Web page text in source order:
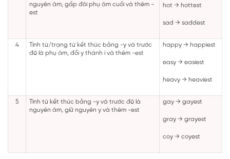
nguyên âm, gấp đôi phụ âm cuối và thêm -
est
hot → hottest
sad → saddest
4
Tính từ/trạng từ kết thúc bằng -y và trước
đó là phụ âm, đổi y thành i và thêm -est
happy → happiest
easy → easiest
heavy → heaviest
5
Tính từ kết thúc bằng -y và trước đó là
nguyên âm, giữ nguyên y và thêm -est
gay → gayest
gray → grayest
coy → coyest